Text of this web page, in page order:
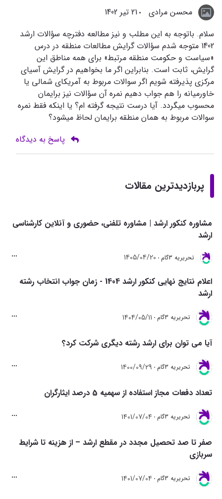
محسن مرادی
21 تیر 1402
سلام. باتوجه به این مطلب و نیز مطالعه دفترچه سؤالات ارشد
1402 متوجه شدم سؤالات گرایش مطالعات منطقه در درس
«سیاست و حکومت منطقه مرتبط» برای همه مناطق این
گرایش، ثابت است. بنابراین اگر ما بخواهیم در گرایش آسیای
مرکزی پذیرفته شویم اگر سوالات مربوط به آمریکای شمالی یا
خاورمیانه را هم جواب دهیم نمره آن سؤالات نیز برایمان
محسوب میگردد. آیا درست نتیجه گرفته ام؟ یا اینکه فقط نمره
سوالات مربوط به همان منطقه برایمان لحاظ میشود؟
پاسخ به دیدگاه
پربازدیدترین مقالات
مشاوره کنکور ارشد | مشاوره تلفنی، حضوری و آنلاین کارشناسی
ارشد
تحريريه 3گام 1405/04/20
اعلام نتایج نهایی کنکور ارشد 1404 - زمان جواب انتخاب رشته
ارشد
تحريريه 3گام 1404/05/11
آیا می توان برای ارشد رشته دیگری شرکت کرد؟
تحريريه 3گام 1400/09/29
تعداد دفعات مجاز استفاده از سهمیه 5 درصد ایثارگران
تحريريه 3گام 1401/07/04
صفر تا صد تحصیل مجدد در مقطع ارشد – از هزینه تا شرایط
سربازی
تحريريه 3گام 1401/07/04